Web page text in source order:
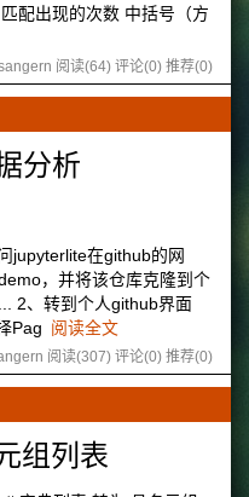
配出现的次数 中括号（方
阅读(64) 评论(0) 推荐(0)
分析
jupyterlite在github的网
，并将该仓库克隆到个
2、转到个人github界面
Pag 阅读全文
阅读(307) 评论(0) 推荐(0)
组列表